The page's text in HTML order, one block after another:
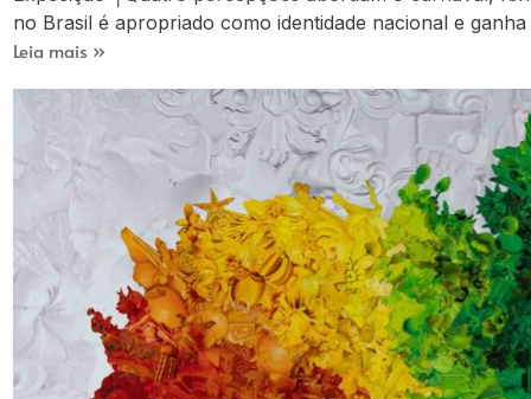
no Brasil é apropriado como identidade nacional e
Leia mais »